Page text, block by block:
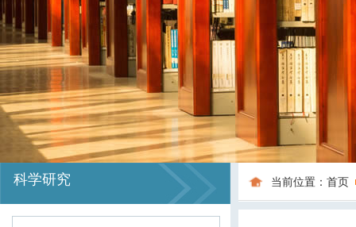
科学研究 当前位置： 首页